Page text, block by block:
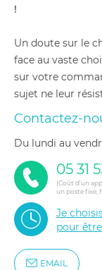
!
Un doute sur le
face au vaste
sur votre
sujet ne leur
Contactez-
du lundi au
05 31
(Coût d'un
un poste fixe,
Je
pour
EMAIL